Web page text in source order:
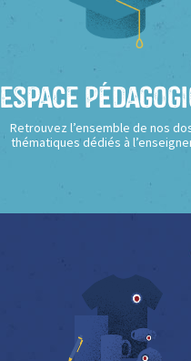
Espace
Retrouvez l’ensemble de nos
thématiques dédiés à